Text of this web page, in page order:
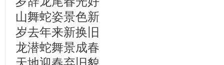
山舞蛇姿景色新
岁去年来新换旧
龙潜蛇舞景成春